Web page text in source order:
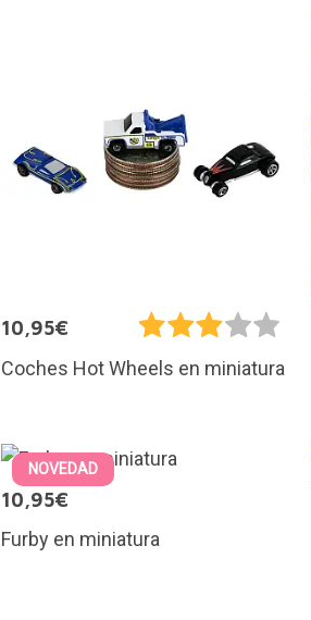
10,95€
Coches Hot Wheels en miniatura
NOVEDAD
10,95€
Furby en miniatura